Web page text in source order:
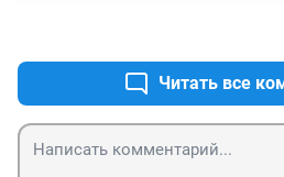
убытки метрополитену и всем
жалобу,что в результате
чтобы из заработка
вперед на покрытие издержек!
...если другого -- не понимают...
Читать все